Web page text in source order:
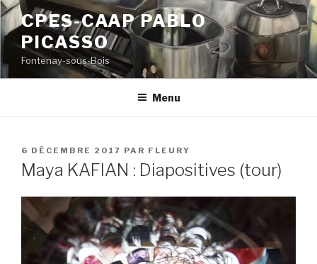
Aller
contenu
principal
CPES-CAAP PABLO
PICASSO
Fontenay-sous-Bois
Menu
PUBLIÉ
LE
6 DÉCEMBRE 2017 PAR FLEURY
Maya KAFIAN : Diapositives (tour)